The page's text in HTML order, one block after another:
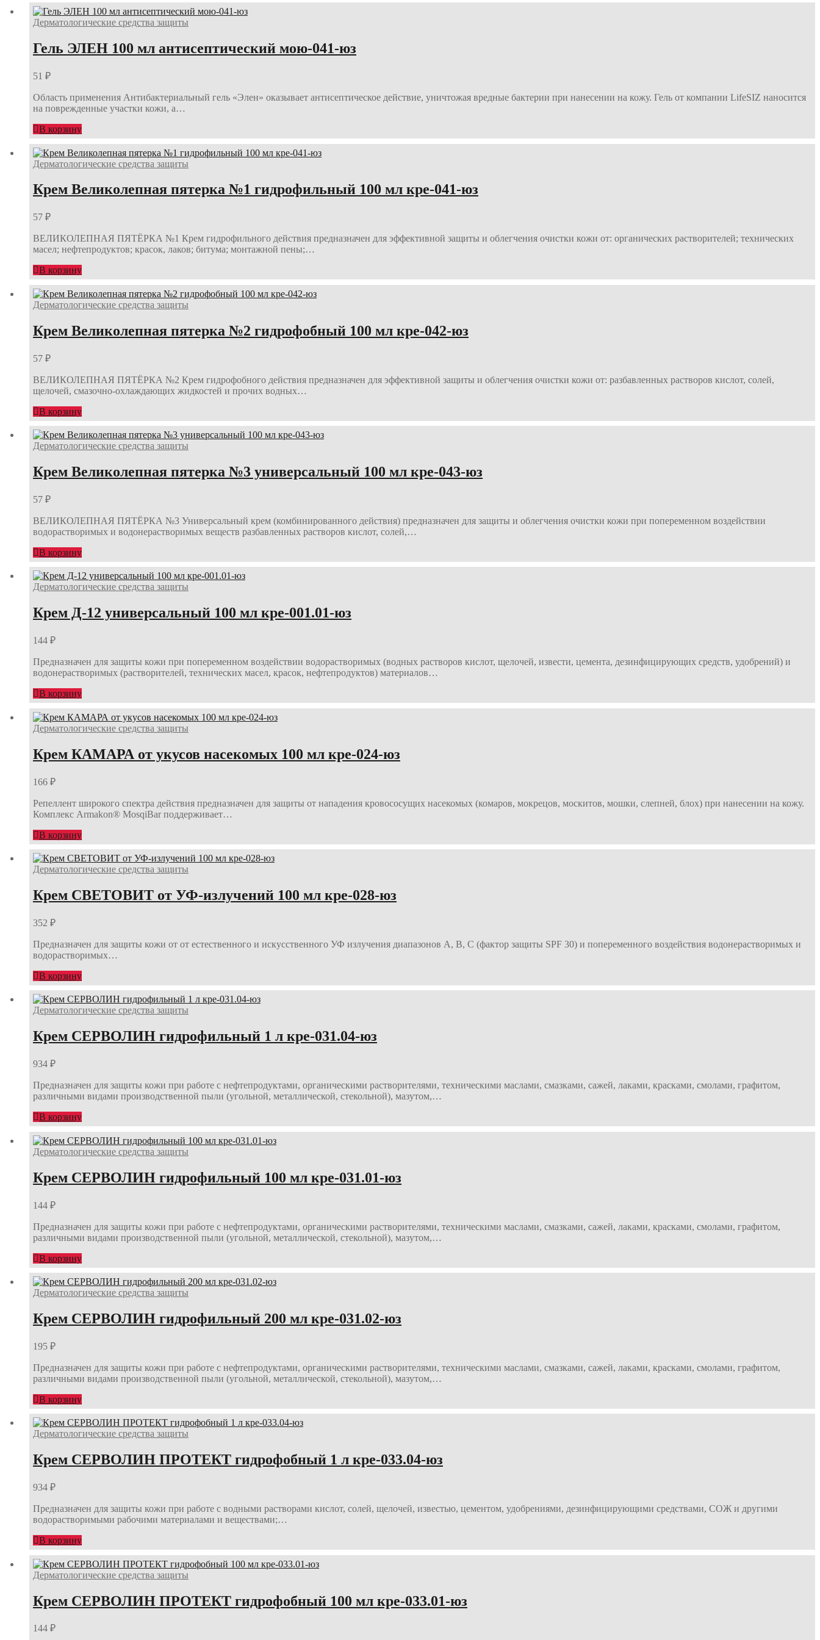
Дерматологические средства защиты
Гель ЭЛЕН 100 мл антисептический мою-041-юз
51 ₽
Область применения Антибактериальный гель «Элен» оказывает антисептическое действие, уничтожая вредные бактерии при нанесении на кожу. Гель от компании LifeSIZ наносится
на поврежденные участки кожи, а…
В корзину
Дерматологические средства защиты
Крем Великолепная пятерка №1 гидрофильный 100 мл кре-041-юз
57 ₽
ВЕЛИКОЛЕПНАЯ ПЯТЁРКА №1 Крем гидрофильного действия предназначен для эффективной защиты и облегчения очистки кожи от: органических растворителей; технических
масел; нефтепродуктов; красок, лаков; битума; монтажной пены;…
В корзину
Дерматологические средства защиты
Крем Великолепная пятерка №2 гидрофобный 100 мл кре-042-юз
57 ₽
ВЕЛИКОЛЕПНАЯ ПЯТЁРКА №2 Крем гидрофобного действия предназначен для эффективной защиты и облегчения очистки кожи от: разбавленных растворов кислот, солей,
щелочей, смазочно-охлаждающих жидкостей и прочих водных…
В корзину
Дерматологические средства защиты
Крем Великолепная пятерка №3 универсальный 100 мл кре-043-юз
57 ₽
ВЕЛИКОЛЕПНАЯ ПЯТЁРКА №3 Универсальный крем (комбинированного действия) предназначен для защиты и облегчения очистки кожи при попеременном воздействии
водорастворимых и водонерастворимых веществ разбавленных растворов кислот, солей,…
В корзину
Дерматологические средства защиты
Крем Д-12 универсальный 100 мл кре-001.01-юз
144 ₽
Предназначен для защиты кожи при попеременном воздействии водорастворимых (водных растворов кислот, щелочей, извести, цемента, дезинфицирующих средств, удобрений) и
водонерастворимых (растворителей, технических масел, красок, нефтепродуктов) материалов…
В корзину
Дерматологические средства защиты
Крем КАМАРА от укусов насекомых 100 мл кре-024-юз
166 ₽
Репеллент широкого спектра действия предназначен для защиты от нападения кровососущих насекомых (комаров, мокрецов, москитов, мошки, слепней, блох) при нанесении на кожу.
Комплекс Armakon® MosqiBar поддерживает…
В корзину
Дерматологические средства защиты
Крем СВЕТОВИТ от УФ-излучений 100 мл кре-028-юз
352 ₽
Предназначен для защиты кожи от от естественного и искусственного УФ излучения диапазонов А, В, С (фактор защиты SPF 30) и попеременного воздействия водонерастворимых и
водорастворимых…
В корзину
Дерматологические средства защиты
Крем СЕРВОЛИН гидрофильный 1 л кре-031.04-юз
934 ₽
Предназначен для защиты кожи при работе с нефтепродуктами, органическими растворителями, техническими маслами, смазками, сажей, лаками, красками, смолами, графитом,
различными видами производственной пыли (угольной, металлической, стекольной), мазутом,…
В корзину
Дерматологические средства защиты
Крем СЕРВОЛИН гидрофильный 100 мл кре-031.01-юз
144 ₽
Предназначен для защиты кожи при работе с нефтепродуктами, органическими растворителями, техническими маслами, смазками, сажей, лаками, красками, смолами, графитом,
различными видами производственной пыли (угольной, металлической, стекольной), мазутом,…
В корзину
Дерматологические средства защиты
Крем СЕРВОЛИН гидрофильный 200 мл кре-031.02-юз
195 ₽
Предназначен для защиты кожи при работе с нефтепродуктами, органическими растворителями, техническими маслами, смазками, сажей, лаками, красками, смолами, графитом,
различными видами производственной пыли (угольной, металлической, стекольной), мазутом,…
В корзину
Дерматологические средства защиты
Крем СЕРВОЛИН ПРОТЕКТ гидрофобный 1 л кре-033.04-юз
934 ₽
Предназначен для защиты кожи при работе с водными растворами кислот, солей, щелочей, известью, цементом, удобрениями, дезинфицирующими средствами, СОЖ и другими
водорастворимыми рабочими материалами и веществами;…
В корзину
Дерматологические средства защиты
Крем СЕРВОЛИН ПРОТЕКТ гидрофобный 100 мл кре-033.01-юз
144 ₽